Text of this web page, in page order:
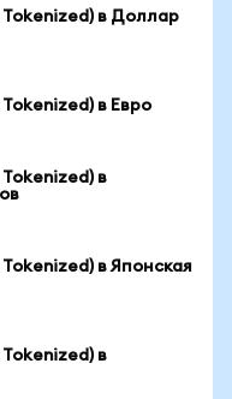
в Доллар
в Евро
в
в Японская
в